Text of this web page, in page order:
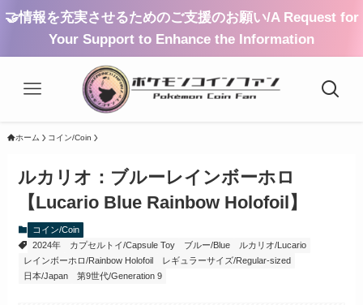
🤝情報を充実させるためのご支援のお願い/A Request for
Your Support to Enhance the Information
ホーム コイン/Coin
ルカリオ：ブルーレインボーホロ
【Lucario Blue Rainbow Holofoil】
コイン/Coin
2024年
カプセルトイ/Capsule Toy ブルー/Blue
ルカリオ/Lucario
レインボーホロ/Rainbow Holofoil
レギュラーサイズ/Regular-sized
日本/Japan
第9世代/Generation 9